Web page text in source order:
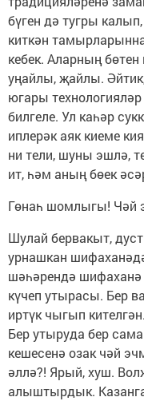
бүген дә тугры
киткән
кебек. Аларның
уңайлы, җайлы.
югары
билгеле. Ул каһәр
иплерәк аяк киеме
ни тели, шуны эшлә,
ит, һәм аның бөек
Гөнаһ шомлыгы! Чәй
Шулай бервакыт,
урнашкан
шәһәрендә
күчеп утырасы. Бер
иртүк чыгып
Бер утыруда бер
кешесенә озак чәй
әллә?! Ярый, хуш.
алыштырдык.